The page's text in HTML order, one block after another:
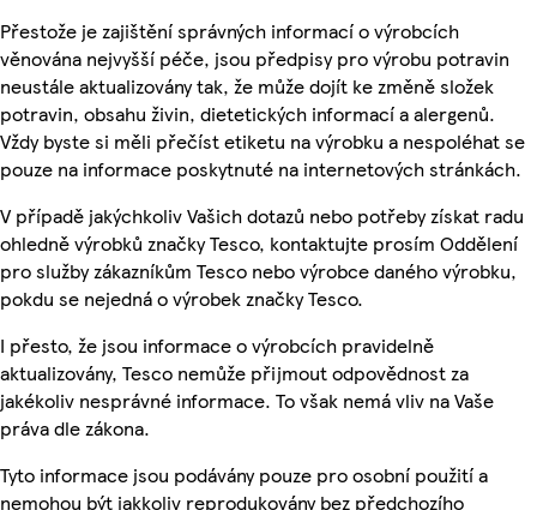
Přestože je zajištění správných informací o výrobcích
věnována nejvyšší péče, jsou předpisy pro výrobu potravin
neustále aktualizovány tak, že může dojít ke změně složek
potravin, obsahu živin, dietetických informací a alergenů.
Vždy byste si měli přečíst etiketu na výrobku a nespoléhat se
pouze na informace poskytnuté na internetových stránkách.
V případě jakýchkoliv Vašich dotazů nebo potřeby získat radu
ohledně výrobků značky Tesco, kontaktujte prosím Oddělení
pro služby zákazníkům Tesco nebo výrobce daného výrobku,
pokdu se nejedná o výrobek značky Tesco.
I přesto, že jsou informace o výrobcích pravidelně
aktualizovány, Tesco nemůže přijmout odpovědnost za
jakékoliv nesprávné informace. To však nemá vliv na Vaše
práva dle zákona.
Tyto informace jsou podávány pouze pro osobní použití a
nemohou být jakkoliv reprodukovány bez předchozího